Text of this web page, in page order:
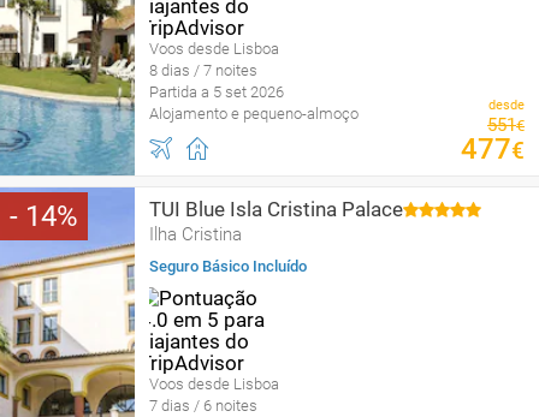
Voos desde Lisboa
8 dias / 7 noites
Partida a 5 set 2026
Alojamento e pequeno-almoço
desde
551€
477€
14 TUI Blue Isla Cristina Palace
Ilha Cristina
Seguro Básico Incluído
Voos desde Lisboa
7 dias / 6 noites